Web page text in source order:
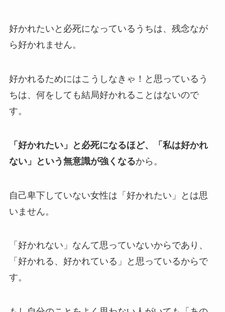
好かれたいと必死になっているうちは、残念なが
ら好かれません。
好かれるためにはこうしなきゃ！と思っているう
ちは、何をしても結局好かれることはないので
す。
「好かれたい」と必死になるほど、「私は好かれ
ない」という無意識が強くなるから。
自己卑下していない女性は「好かれたい」とは思
いません。
「好かれない」なんて思っていないからであり、
「好かれる、好かれている」と思っているからで
す。